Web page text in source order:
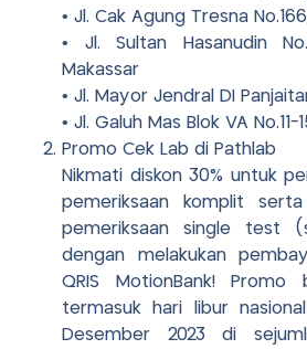
• Jl. Cak Agung Tresna
• Jl. Sultan Hasanudin
Makassar
• Jl. Mayor Jendral DI
• Jl. Galuh Mas Blok VA
Promo Cek Lab di Pathlab
Nikmati diskon 30% untuk
pemeriksaan komplit
pemeriksaan single test
dengan melakukan
QRIS MotionBank!
termasuk hari libur
Desember 2023 di